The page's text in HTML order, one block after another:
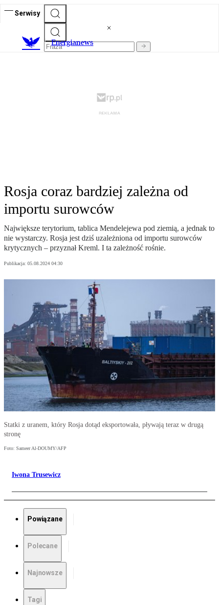
Serwisy
Energianews
Rosja coraz bardziej zależna od
importu surowców
Największe terytorium, tablica Mendelejewa pod ziemią, a jednak to
nie wystarczy. Rosja jest dziś uzależniona od importu surowców
krytycznych – przyznał Kreml. I ta zależność rośnie.
Publikacja: 05.08.2024 04:30
Statki z uranem, który Rosja dotąd eksportowała, pływają teraz w drugą
stronę
Foto: Sameer Al-DOUMY/AFP
Iwona Trusewicz
Powiązane
Polecane
Najnowsze
Tagi